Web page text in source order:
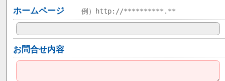
ホームページ 例）http://**********.**
お問合せ内容